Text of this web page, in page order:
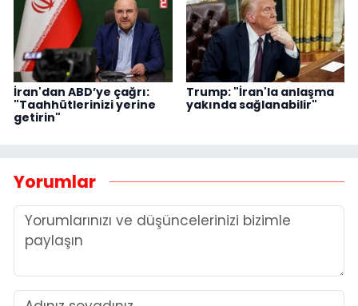
İran'dan ABD’ye çağrı:
"Taahhütlerinizi yerine
getirin"
Trump: "İran'la anlaşma
yakında sağlanabilir"
Yorumlar